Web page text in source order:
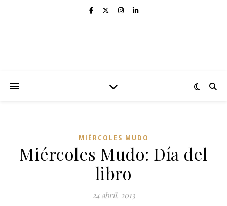
MIÉRCOLES MUDO
Miércoles Mudo: Día del
libro
24 abril, 2013